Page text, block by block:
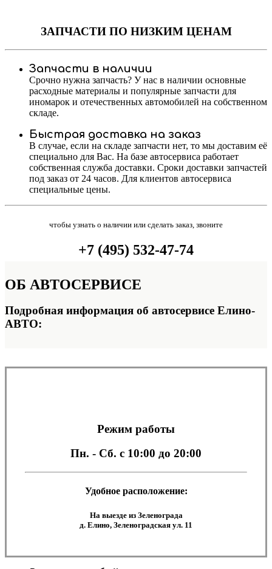
ЗАПЧАСТИПО НИЗКИМ ЦЕНАМ
Запчасти в наличии
Срочно нужна запчасть? У нас в наличии основные
расходные материалы и популярные запчасти для
иномарок и отечественных автомобилей на собственном
складе.
Быстрая доставка на заказ
В случае, если на складе запчасти нет, то мы доставим её
специально для Вас. На базе автосервиса работает
собственная служба доставки. Сроки доставки запчастей
под заказ от 24 часов. Для клиентов автосервиса
специальные цены.
чтобы узнать о наличии или сделать заказ, звоните
+7 (495) 532-47-74
ОБ АВТОСЕРВИСЕ
Подробная информация об автосервисе Елино-
АВТО:
Режим работы
Пн. - Сб. с 10:00 до 20:00
Удобное расположение:
На выезде из Зеленограда
д. Елино, Зеленоградская ул. 11